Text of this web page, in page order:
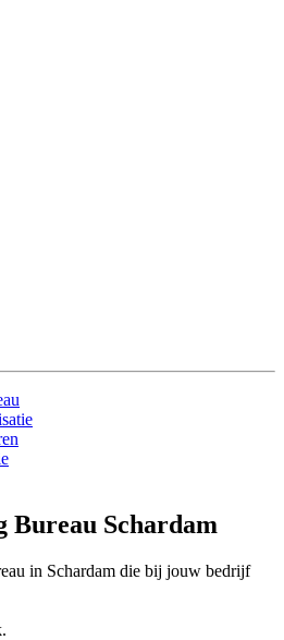
Schardam
in Schardam die bij jouw bedrijf